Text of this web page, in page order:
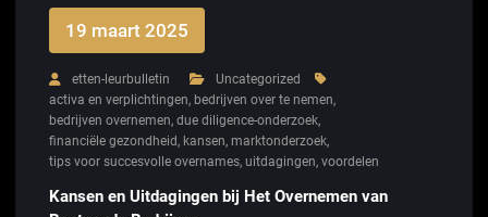
19 maart 2025
etten-leurbulletin
Uncategorized
activa en verplichtingen, bedrijven over te nemen,
bedrijven overnemen, due diligence-onderzoek,
financiële gezondheid, kansen, marktonderzoek,
tips voor succesvolle overnames, uitdagingen, voordelen
Kansen en Uitdagingen bij Het Overnemen van